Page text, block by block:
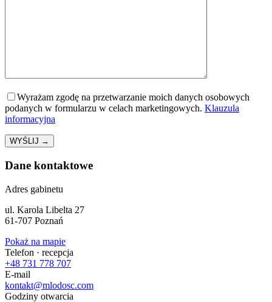
Wyrażam zgodę na przetwarzanie moich danych osobowych
podanych w formularzu w celach marketingowych. Klauzula
informacyjna
Dane kontaktowe
Adres gabinetu
ul. Karola Libelta 27
61-707 Poznań
Pokaż na mapie
Telefon · recepcja
+48 731 778 707
E-mail
kontakt@mlodosc.com
Godziny otwarcia